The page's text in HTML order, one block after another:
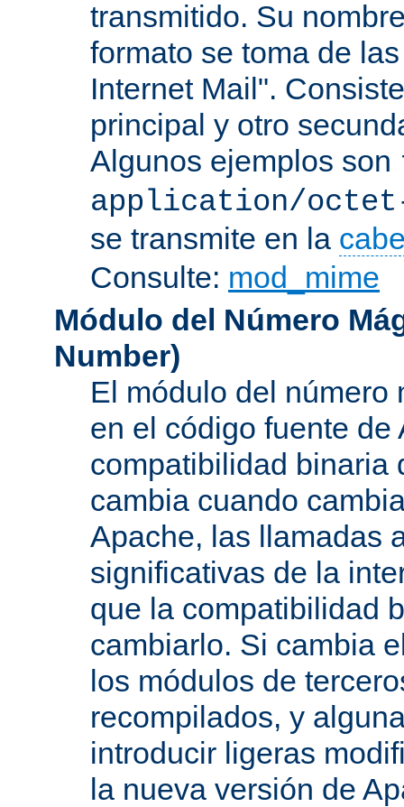
transmitido. Su
formato se toma de
Internet Mail".
principal y otro
Algunos ejemplos son
application/
se transmite en la
Consulte: mod_mime
Módulo del Número
Number)
El módulo del número
en el código fuente
compatibilidad binaria
cambia cuando
Apache, las llamadas
significativas de la
que la compatibilidad
cambiarlo. Si cambia
los módulos de
recompilados, y
introducir ligeras
la nueva versión de